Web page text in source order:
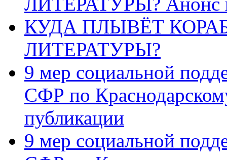
КУДА ПЛЫВЁТ
ЛИТЕРАТУРЫ?
9 мер социальной
СФР по
публикации
9 мер социальной